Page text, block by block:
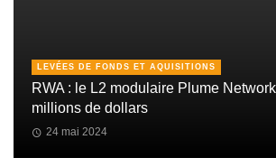
LEVÉES DE FONDS ET AQUISITIONS
RWA : le L2 modulaire Plume
millions de dollars
24 mai 2024